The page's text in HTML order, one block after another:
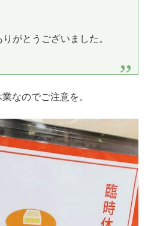
がとうございました。
なのでご注意を。